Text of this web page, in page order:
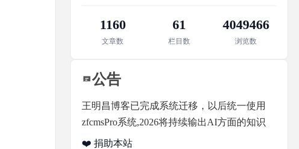
1160
文章数
61
栏目数
4049466
浏览数
公告
王明昌博客已完成系统迁移，以后统一使用
zfcmsPro系统,2026将持续输出AI方面的知识
❤️ 捐助本站